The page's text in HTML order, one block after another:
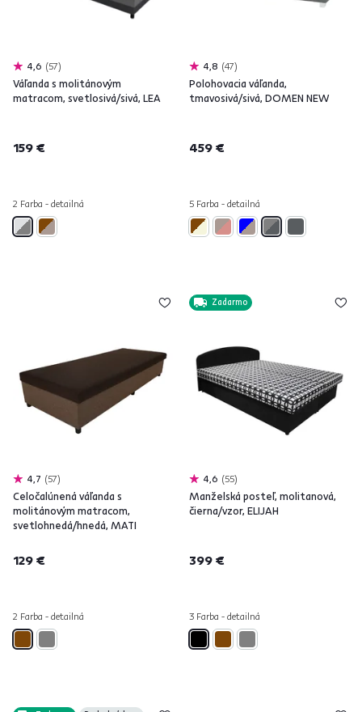
4,6 57
Váľanda s molitánovým
matracom, svetlosivá/sivá, LEA
159 €
2 Farba - detailná
4,8 47
Polohovacia váľanda,
tmavosivá/sivá, DOMEN NEW
459 €
5 Farba - detailná
4,7 57
Celočalúnená váľanda s
molitánovým matracom,
svetlohnedá/hnedá, MATI
129 €
2 Farba - detailná
Zadarmo
4,6 55
Manželská posteľ, molitanová,
čierna/vzor, ELIJAH
399 €
3 Farba - detailná